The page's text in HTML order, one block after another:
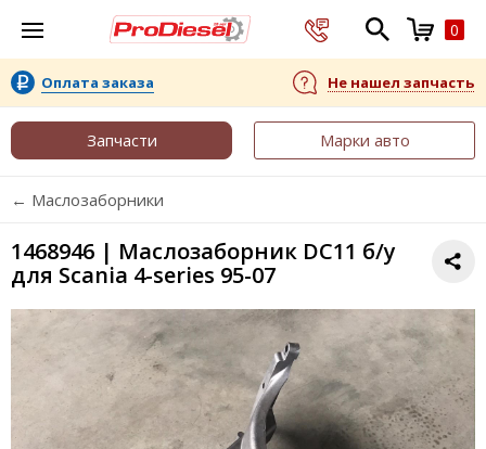
0
Оплата заказа Не нашел запчасть
Запчасти Марки авто
← Маслозаборники
1468946 | Маслозаборник DC11 б/у
для Scania 4-series 95-07